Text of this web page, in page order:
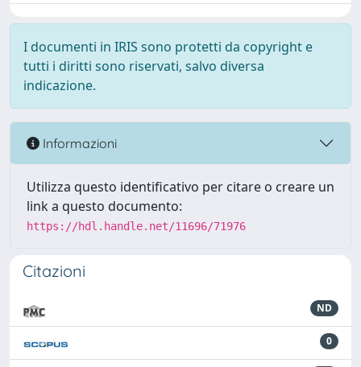
I documenti in IRIS sono protetti da copyright e
tutti i diritti sono riservati, salvo diversa
indicazione.
Informazioni
Utilizza questo identificativo per citare o creare un
link a questo documento:
https://hdl.handle.net/11696/71976
Citazioni
ND
0